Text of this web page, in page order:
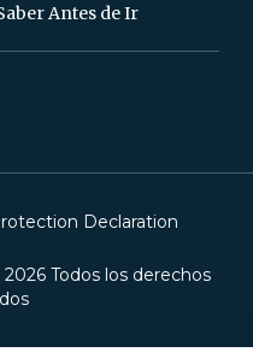
Antes de Ir
2026Todos los derechos
Declaration